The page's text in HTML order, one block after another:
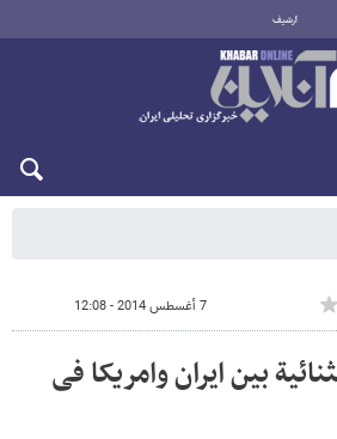
أرشيف
7 أغسطس 2014 - 12:08
بین ایران وامریکا فی